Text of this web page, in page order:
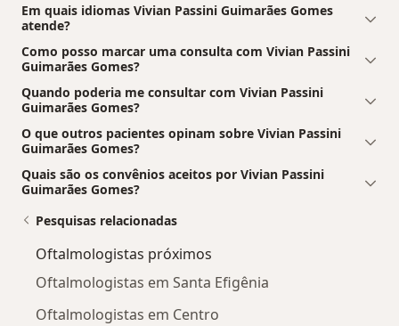
Em quais idiomas Vivian Passini Guimarães Gomes
atende?
Como posso marcar uma consulta com Vivian Passini
Guimarães Gomes?
Quando poderia me consultar com Vivian Passini
Guimarães Gomes?
O que outros pacientes opinam sobre Vivian Passini
Guimarães Gomes?
Quais são os convênios aceitos por Vivian Passini
Guimarães Gomes?
Pesquisas relacionadas
Oftalmologistas próximos
Oftalmologistas em Santa Efigênia
Oftalmologistas em Centro